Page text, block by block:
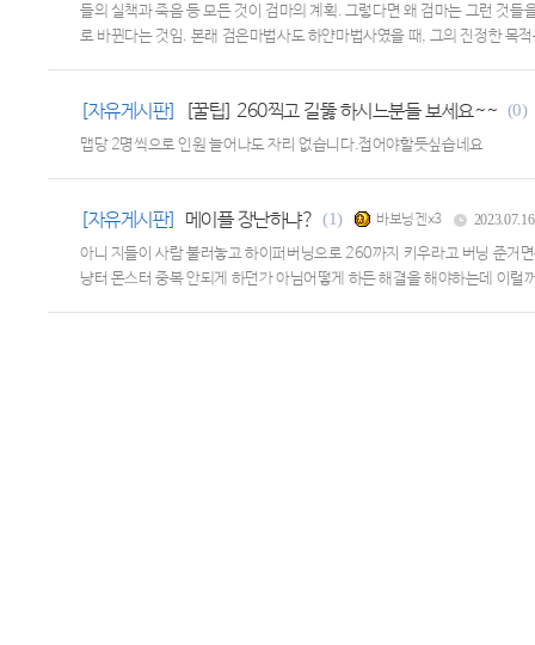
들의 실책과 죽음 등 모든 것이 검마의 계획. 그렇다면 왜 검마는 그런 것
로 바뀐다는 것임. 본래 검은마법사도 하얀마법사였을 때, 그의 진정한 목
[자유게시판] [꿀팁] 260찍고 길뚫 하시느분들 보세요~~ (0)
맵당 2명씩으로 인원 늘어나도 자리 없습니다.접어야할듯싶습네요
[자유게시판] 메이플 장난하냐? (1) 바보닝겐x3 2023.07.16
아니 지들이 사람 불러놓고 하이퍼버닝으로 260까지 키우라고 버닝 준거
냥터 몬스터 중복 안되게 하던가 아님어떻게 하든 해결을 해야하는데 이럴